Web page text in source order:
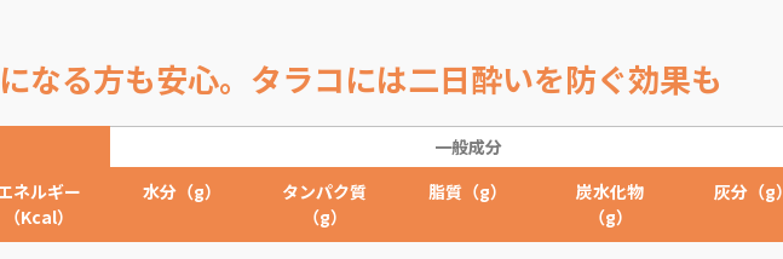
なる方も安心。タラコには二日酔いを防ぐ効果も
一般成分
ネルギー
（Kcal）
水分（g）
タンパク質
（g）
脂質（g）
炭水化物
（g）
灰分（g）